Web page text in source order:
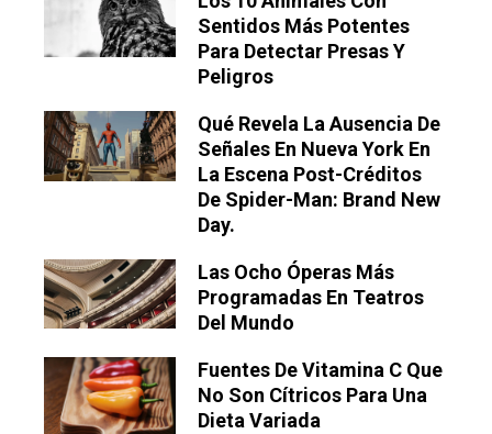
Sentidos Más Potentes
Para Detectar Presas Y
Peligros
Qué Revela La Ausencia De
Señales En Nueva York En
La Escena Post-Créditos
De Spider-Man: Brand New
Day.
Las Ocho Óperas Más
Programadas En Teatros
Del Mundo
Fuentes De Vitamina C Que
No Son Cítricos Para Una
Dieta Variada